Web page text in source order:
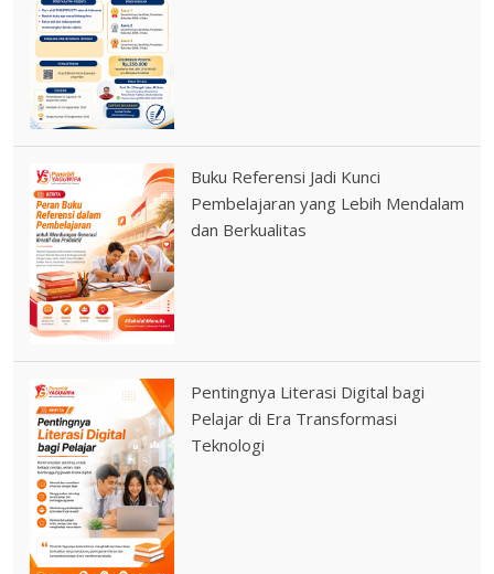
Buku Referensi Jadi Kunci
Pembelajaran yang Lebih Mendalam
dan Berkualitas
Pentingnya Literasi Digital bagi
Pelajar di Era Transformasi
Teknologi